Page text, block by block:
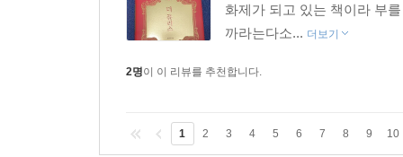
화제가 되고 있는 책이라 부
까라는다소... 더보기
2명이 이 리뷰를 추천합니다.
1 2 3 4 5 6 7 8 9 10